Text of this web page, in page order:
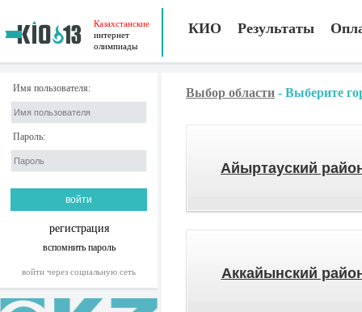
Казахстанские
интернет
олимпиады
КИО Результаты
Имя пользователя:
Пароль:
регистрация
вспомнить пароль
войти через социальную сеть
Выбор области - Выберите
Айыртауский
Аккайынский